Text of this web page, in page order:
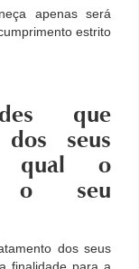
apenas será
estrito
que
seus
qual o
o seu
dos seus